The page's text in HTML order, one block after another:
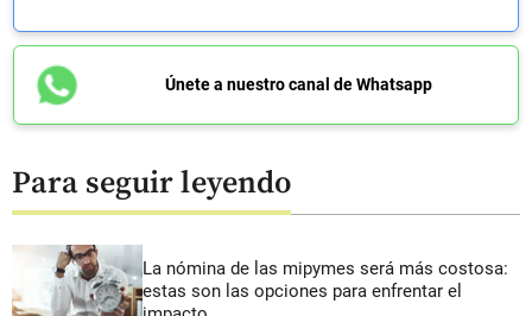
Únete a nuestro canal de Whatsapp
Para seguir leyendo
La nómina de las mipymes será más costosa:
estas son las opciones para enfrentar el